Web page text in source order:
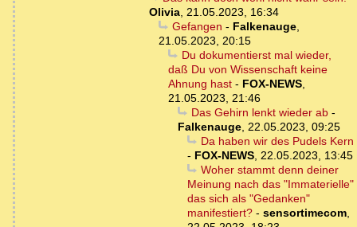
Olivia, 21.05.2023, 16:34
Gefangen - Falkenauge,
21.05.2023, 20:15
Du dokumentierst mal wieder,
daß Du von Wissenschaft keine
Ahnung hast - FOX-NEWS,
21.05.2023, 21:46
Das Gehirn lenkt wieder ab-
Falkenauge, 22.05.2023, 09:25
Da haben wir des Pudels Kern
- FOX-NEWS, 22.05.2023, 13:45
Woher stammt denn deiner
Meinung nach das "Immaterielle"
das sich als "Gedanken"
manifestiert? - sensortimecom,